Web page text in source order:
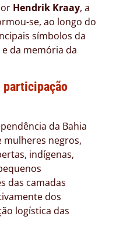
Hendrik Kraay, a
se, ao longo do
símbolos da
da memória da
participação
da Bahia
mulheres negros,
indígenas,
das camadas
dos
logística das